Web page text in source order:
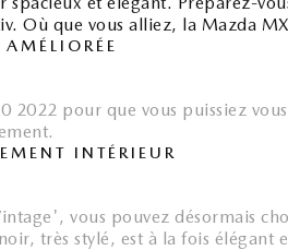
Où que vous alliez, la Mazda
2022 pour que vous puissiez
INTÉRIEUR
vous pouvez désormais
très stylé, est à la fois élégant